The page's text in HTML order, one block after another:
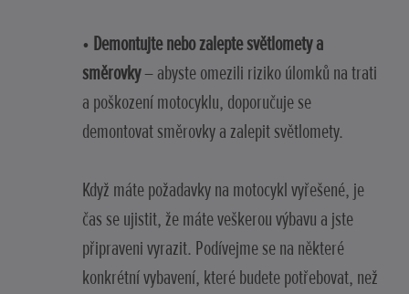
• Demontujte nebo zalepte světlomety a
směrovky– abyste omezili riziko úlomků na trati
a poškození motocyklu, doporučuje se
demontovat směrovky a zalepit světlomety.
Když máte požadavky na motocykl vyřešené, je
čas se ujistit, že máte veškerou výbavu a jste
připraveni vyrazit. Podívejme se na některé
konkrétní vybavení, které budete potřebovat, než